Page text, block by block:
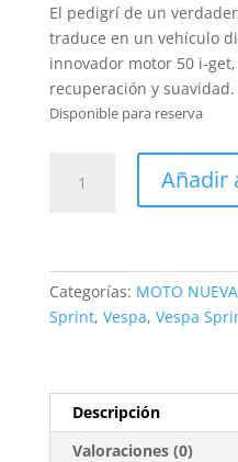
El pedigrí de un
traduce en un vehículo
innovador motor 50 i-
recuperación y suavidad.
Disponible para reserva
Sprint
Euro
5
Añadir
Categorías: MOTO NUEVA
Sprint, Vespa, Vespa
Descripción
Valoraciones (0)